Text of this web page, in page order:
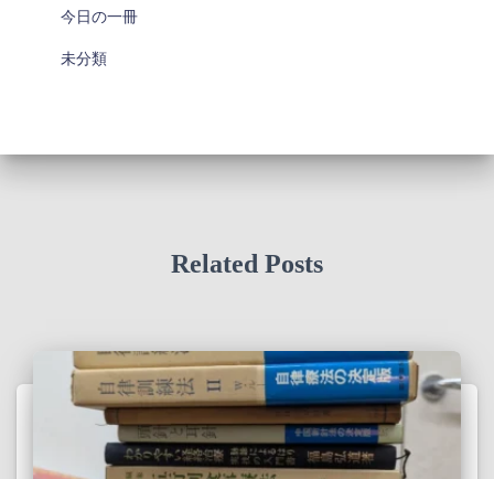
今日の一冊
未分類
Related Posts